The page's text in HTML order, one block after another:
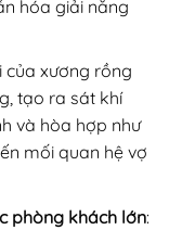
hóa giải năng
của xương rồng
tạo ra sát khí
và hòa hợp như
mối quan hệ vợ
phòng khách lớn: